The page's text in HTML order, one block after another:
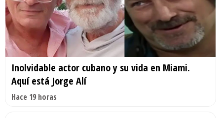
Inolvidable actor cubano y su vida en Miami.
Aquí está Jorge Alí
Hace 19 horas